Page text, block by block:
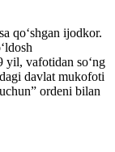
qo‘shgan ijodkor.
yil, vafotidan so‘ng
davlat mukofoti
ordeni bilan